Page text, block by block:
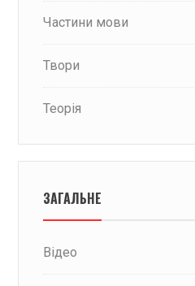
Частини мови
Твори
Теорія
ЗАГАЛЬНЕ
Відео